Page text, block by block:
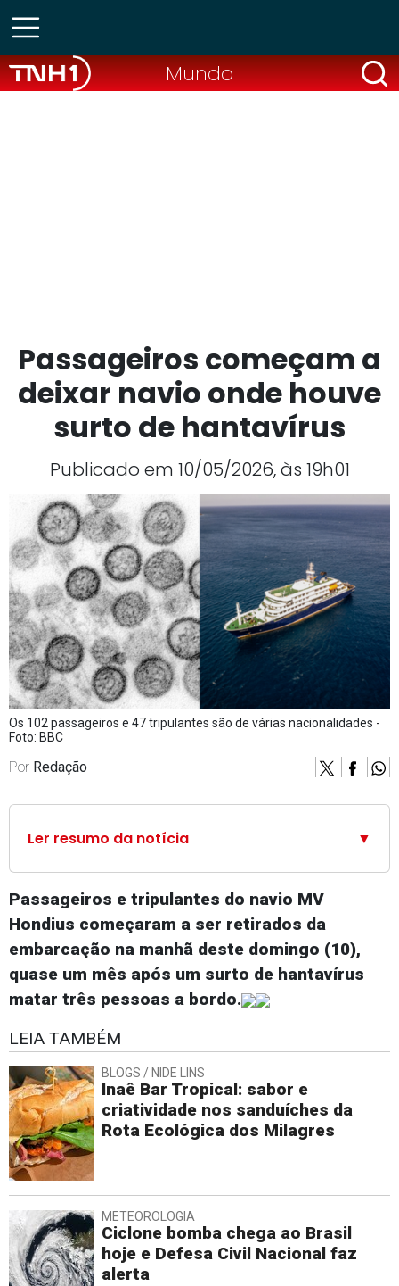
Mundo
Passageiros começam a
deixar navio onde houve
surto de hantavírus
Publicado em 10/05/2026, às 19h01
Os 102 passageiros e 47 tripulantes são de várias nacionalidades -
Foto: BBC
Por Redação
Ler resumo da notícia ▼
Passageiros e tripulantes do navio MV
Hondius começaram a ser retirados da
embarcação na manhã deste domingo (10),
quase um mês após um surto de hantavírus
matar três pessoas a bordo.
LEIA TAMBÉM
BLOGS / NIDE LINS
Inaê Bar Tropical: sabor e
criatividade nos sanduíches da
Rota Ecológica dos Milagres
METEOROLOGIA
Ciclone bomba chega ao Brasil
hoje e Defesa Civil Nacional faz
alerta